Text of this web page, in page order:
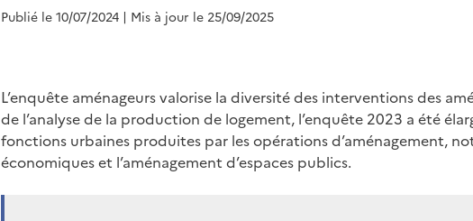
Publié le 10/07/2024 | Mis à jour le 25/09/2025
L’enquête aménageurs valorise la diversité des interventions des
de l’analyse de la production de logement, l’enquête 2023 a été
fonctions urbaines produites par les opérations d’aménagement,
économiques et l’aménagement d’espaces publics.